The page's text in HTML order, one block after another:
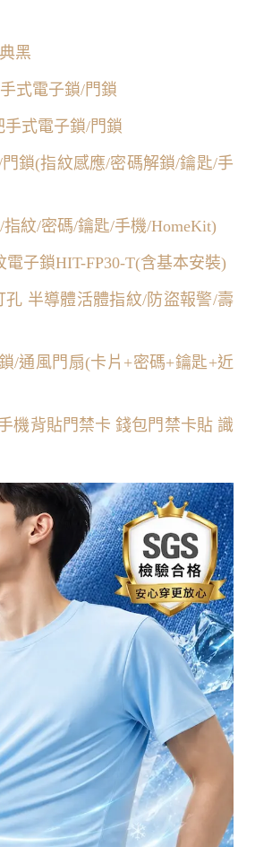
黑
式電子鎖/門鎖
式電子鎖/門鎖
鎖(指紋感應/密碼解鎖/鑰匙/手
指紋/密碼/鑰匙/手機/HomeKit)
子鎖HIT-FP30-T(含基本安裝)
孔 半導體活體指紋/防盜報警/壽
/通風門扇(卡片+密碼+鑰匙+近
機背貼門禁卡 錢包門禁卡貼 識